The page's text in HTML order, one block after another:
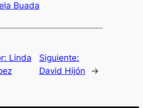
Buada
Linda
Siguiente:
David Hijón
→